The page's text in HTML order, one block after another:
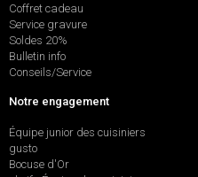
Coffret cadeau
Service gravure
Soldes 20%
Bulletin info
Conseils/Service
Notre engagement
Équipe junior des cuisiniers
gusto
Bocuse d'Or